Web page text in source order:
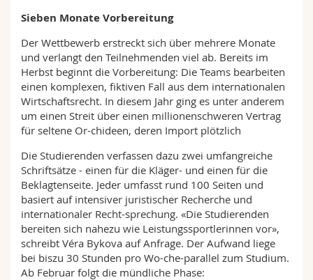
Sieben Monate Vorbereitung
Der Wettbewerb erstreckt sich über mehrere Monate
und verlangt den Teilnehmenden viel ab. Bereits im
Herbst beginnt die Vorbereitung: Die Teams bearbeiten
einen komplexen, fiktiven Fall aus dem internationalen
Wirtschaftsrecht. In diesem Jahr ging es unter anderem
um einen Streit über einen millionenschweren Vertrag
für seltene Or-chideen, deren Import plötzlich
Die Studierenden verfassen dazu zwei umfangreiche
Schriftsätze - einen für die Kläger- und einen für die
Beklagtenseite. Jeder umfasst rund 100 Seiten und
basiert auf intensiver juristischer Recherche und
internationaler Recht-sprechung. «Die Studierenden
bereiten sich nahezu wie Leistungssportlerinnen vor»,
schreibt Véra Bykova auf Anfrage. Der Aufwand liege
bei biszu 30 Stunden pro Wo-che-parallel zum Studium.
Ab Februar folgt die mündliche Phase: